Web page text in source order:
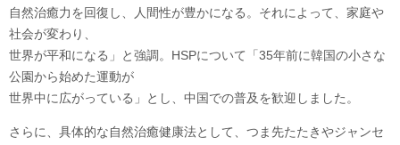
自然治癒力を回復し、人間性が豊かになる。それによって、家庭や
社会が変わり、
世界が平和になる」と強調。HSPについて「35年前に韓国の小さな
公園から始めた運動が
世界中に広がっている」とし、中国での普及を歓迎しました。
さらに、具体的な自然治癒健康法として、つま先たたきやジャンセ